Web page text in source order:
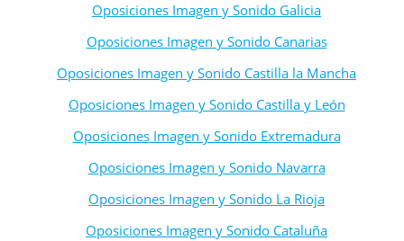
Oposiciones Imagen y Sonido Galicia
Oposiciones Imagen y Sonido Canarias
Oposiciones Imagen y Sonido Castilla la Mancha
Oposiciones Imagen y Sonido Castilla y León
Oposiciones Imagen y Sonido Extremadura
Oposiciones Imagen y Sonido Navarra
Oposiciones Imagen y Sonido La Rioja
Oposiciones Imagen y Sonido Cataluña